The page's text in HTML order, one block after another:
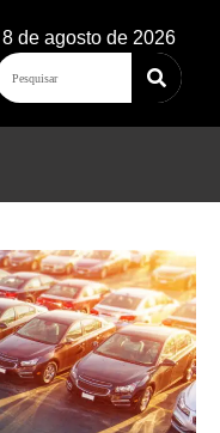
8 de agosto de 2026